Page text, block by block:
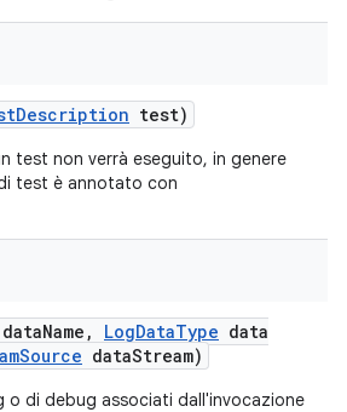
Description test)
test non verrà eseguito, in genere
test è annotato con
Name , LogDataType data
Source dataStream)
o di debug associati dall'invocazione